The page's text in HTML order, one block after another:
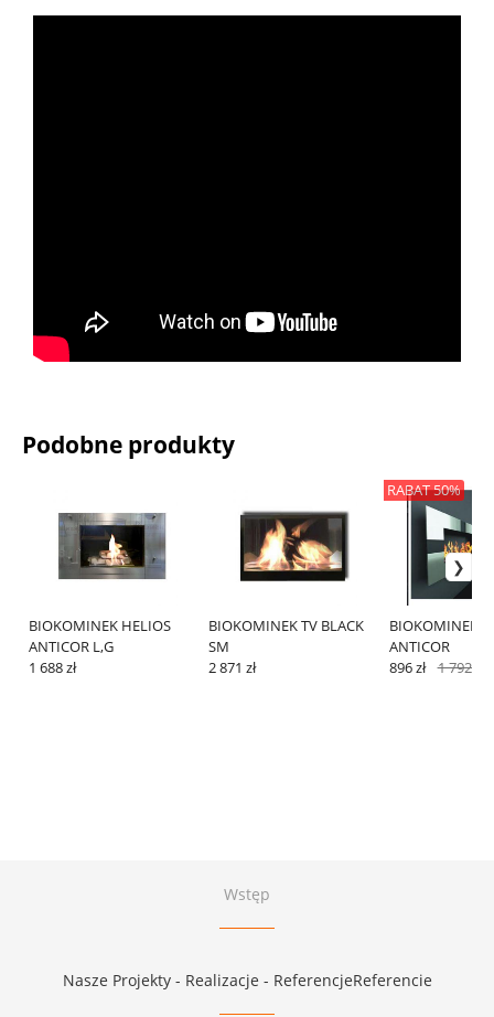
Podobne produkty
BIOKOMINEK HELIOS
ANTICOR L,G
1 688 zł
BIOKOMINEK TV BLACK
SM
2 871 zł
BIOKOMINEK
ANTICOR
RABAT 50%
896 zł 1 792 zł
Wstęp
Nasze Projekty - Realizacje - ReferencjeReferencie